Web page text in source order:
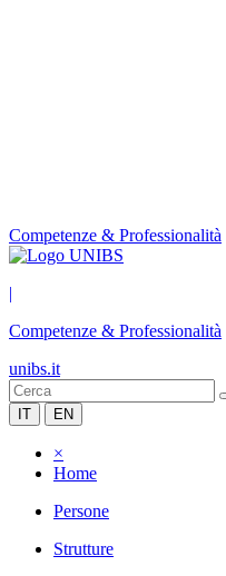
Competenze & Professionalità
|
Competenze & Professionalità
unibs.it
IT EN
×
Home
Persone
Strutture